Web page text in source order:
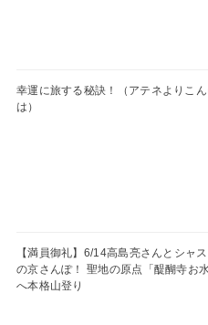
幸運に旅する秘訣！（アテネよりこん
は）
【満員御礼】6/14高島亮さんとシャ
の京さんぽ！ 聖地の原点「醍醐寺お水
へ本格山登り